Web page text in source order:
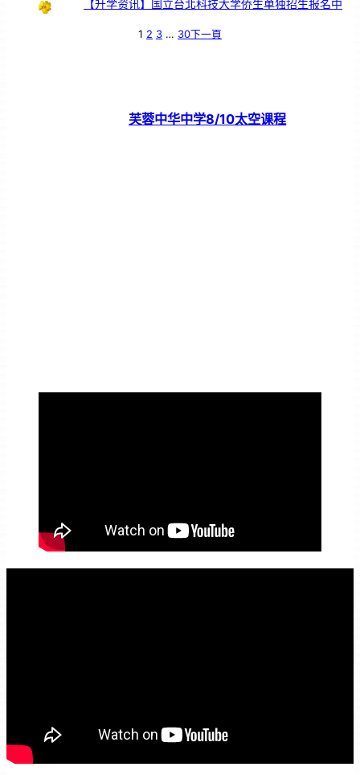
【升学资讯】国立台北科技大学侨生单独招生报名中
1 2 3 … 30下一頁
芙蓉中华中学8/10太空课程